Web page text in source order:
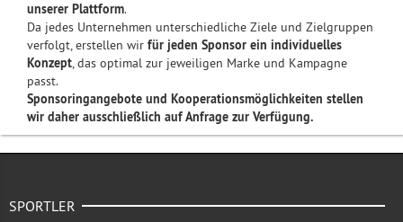
unserer Plattform.
Da jedes Unternehmen unterschiedliche Ziele und Zielgruppen
verfolgt, erstellen wir für jeden Sponsor ein individuelles
Konzept, das optimal zur jeweiligen Marke und Kampagne
passt.
Sponsoringangebote und Kooperationsmöglichkeiten stellen
wir daher ausschließlich auf Anfrage zur Verfügung.
SPORTLER